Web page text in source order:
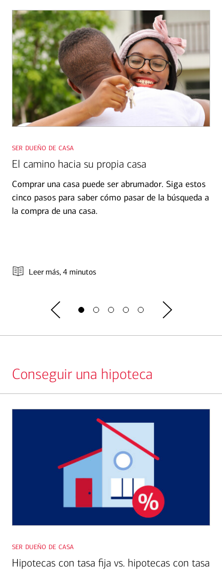
Slide
1
ser dueño de casa
El camino hacia su propia casa
Comprar una casa puede ser abrumador. Siga estos
cinco pasos para saber cómo pasar de la búsqueda a
la compra de una casa.
Leer más, 4 minutos
Conseguir una hipoteca
ser dueño de casa
Hipotecas con tasa fija vs. hipotecas con tasa